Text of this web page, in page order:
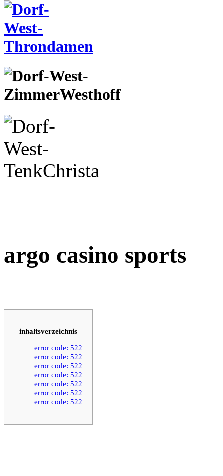
argo casino sports
inhaltsverzeichnis
error code: 522
error code: 522
error code: 522
error code: 522
error code: 522
error code: 522
error code: 522